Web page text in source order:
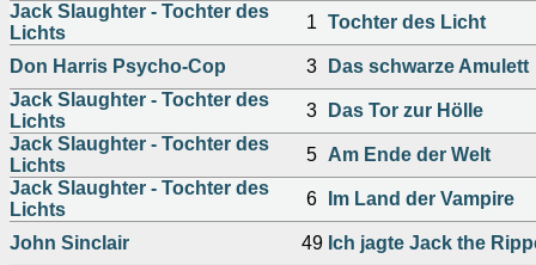
Jack Slaughter - Tochter des
Lichts
1 Tochter des Licht
Don Harris Psycho-Cop 3
Das schwarze Amulett
Jack Slaughter - Tochter des
Lichts
3
Das Tor zur Hölle
Jack Slaughter - Tochter des
Lichts
5 Am Ende der Welt
Jack Slaughter - Tochter des
Lichts
6 Im Land der Vampire
John Sinclair 49 Ich jagte Jack the